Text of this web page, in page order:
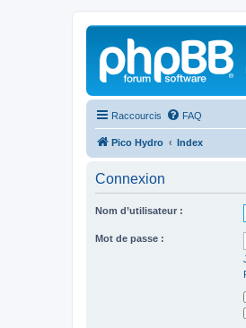
Raccourcis FAQ
Pico Hydro Index
Connexion
Nom d’utilisateur :
Mot de passe :